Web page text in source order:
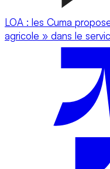
LOA : les Cuma
agricole » dans le